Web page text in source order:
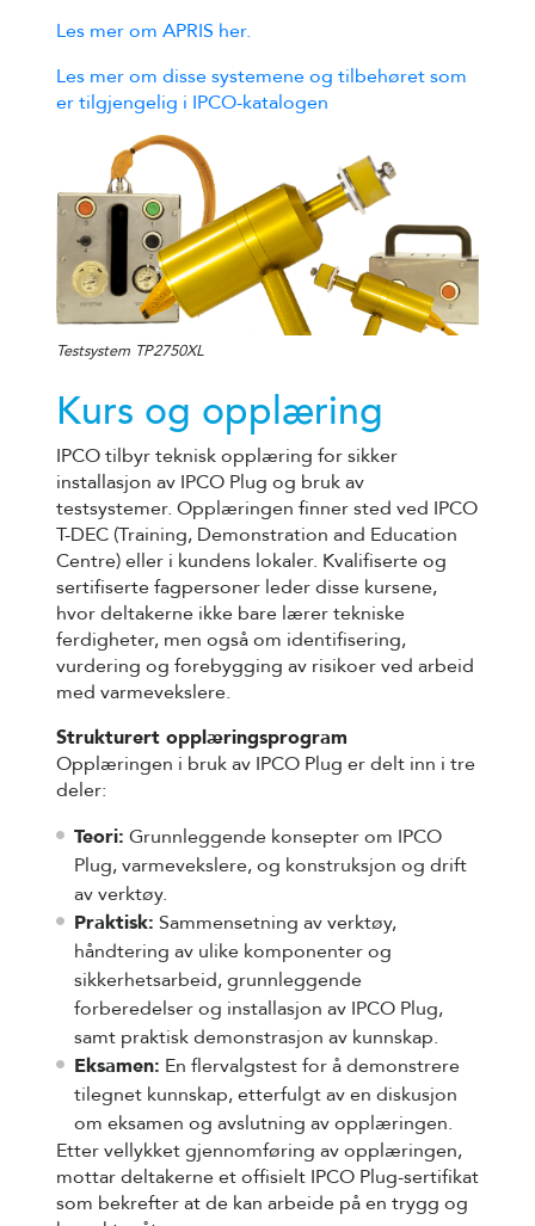
Les mer om APRIS her.
Les mer om disse systemene og tilbehøret som
er tilgjengelig i IPCO-katalogen
Testsystem TP2750XL
Kurs og opplæring
IPCO tilbyr teknisk opplæring for sikker
installasjon av IPCO Plug og bruk av
testsystemer. Opplæringen finner sted ved IPCO
T-DEC (Training, Demonstration and Education
Centre) eller i kundens lokaler. Kvalifiserte og
sertifiserte fagpersoner leder disse kursene,
hvor deltakerne ikke bare lærer tekniske
ferdigheter, men også om identifisering,
vurdering og forebygging av risikoer ved arbeid
med varmevekslere.
Strukturert opplæringsprogram
Opplæringen i bruk av IPCO Plug er delt inn i tre
deler:
Teori: Grunnleggende konsepter om IPCO
Plug, varmevekslere, og konstruksjon og drift
av verktøy.
Praktisk: Sammensetning av verktøy,
håndtering av ulike komponenter og
sikkerhetsarbeid, grunnleggende
forberedelser og installasjon av IPCO Plug,
samt praktisk demonstrasjon av kunnskap.
Eksamen: En flervalgstest for å demonstrere
tilegnet kunnskap, etterfulgt av en diskusjon
om eksamen og avslutning av opplæringen.
Etter vellykket gjennomføring av opplæringen,
mottar deltakerne et offisielt IPCO Plug-sertifikat
som bekrefter at de kan arbeide på en trygg og